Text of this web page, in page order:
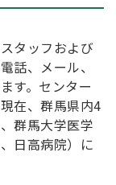
タッフおよび
話、メール、
す。センター
在、群馬県内4
群馬大学医学
日高病院）に